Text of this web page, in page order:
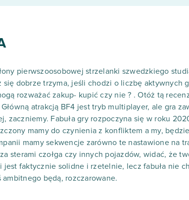
pierwszoosobowej strzelanki szwedzkiego
się dobrze trzyma, jeśli chodzi o liczbę aktywnych
rozważać zakup- kupić czy nie ? . Otóż tą
atrakcją BF4 jest tryb multiplayer, ale gra
zaczniemy. Fabuła gry rozpoczyna się w roku
mamy do czynienia z konfliktem a my,
mamy sekwencje zarówno te nastawione na
sterami czołga czy innych pojazdów, widać, że
jest faktycznie solidne i rzetelnie, lecz fabuła nie
będą, rozczarowane.